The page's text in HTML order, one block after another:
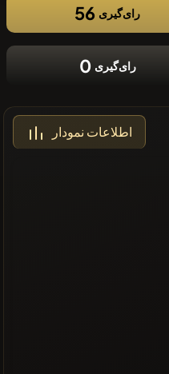
56 رای‌گیری
0 رای‌گیری
اطلاعات نمودار